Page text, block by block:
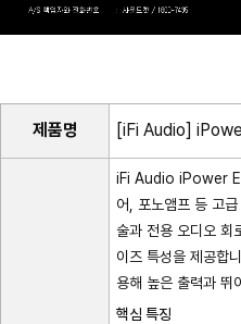
제품명 [iFi Audio]
iFi Audio iPower
어, 포노앰프 등 고
술과 전용 오디오 회
이즈 특성을 제공합
용해 높은 출력과
핵심 특징